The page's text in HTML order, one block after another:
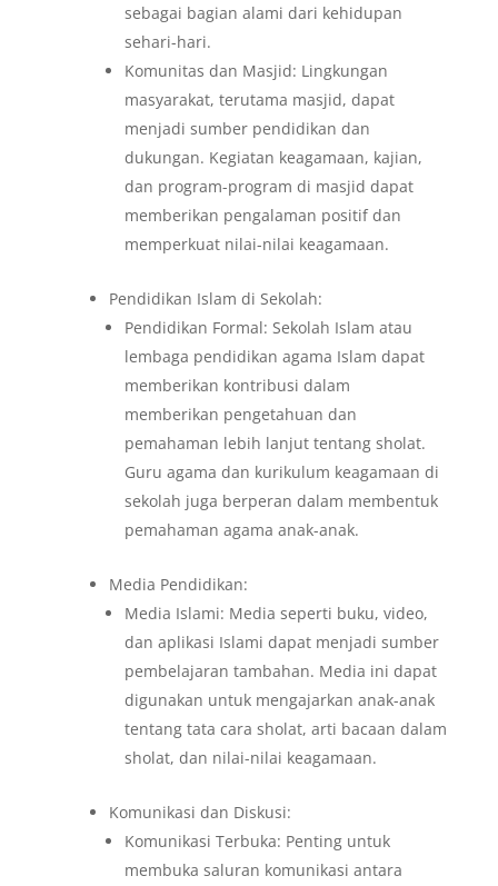
sebagai bagian alami dari kehidupan
sehari-hari.
Komunitas dan Masjid: Lingkungan
masyarakat, terutama masjid, dapat
menjadi sumber pendidikan dan
dukungan. Kegiatan keagamaan, kajian,
dan program-program di masjid dapat
memberikan pengalaman positif dan
memperkuat nilai-nilai keagamaan.
Pendidikan Islam di Sekolah:
Pendidikan Formal: Sekolah Islam atau
lembaga pendidikan agama Islam dapat
memberikan kontribusi dalam
memberikan pengetahuan dan
pemahaman lebih lanjut tentang sholat.
Guru agama dan kurikulum keagamaan di
sekolah juga berperan dalam membentuk
pemahaman agama anak-anak.
Media Pendidikan:
Media Islami: Media seperti buku, video,
dan aplikasi Islami dapat menjadi sumber
pembelajaran tambahan. Media ini dapat
digunakan untuk mengajarkan anak-anak
tentang tata cara sholat, arti bacaan dalam
sholat, dan nilai-nilai keagamaan.
Komunikasi dan Diskusi:
Komunikasi Terbuka: Penting untuk
membuka saluran komunikasi antara